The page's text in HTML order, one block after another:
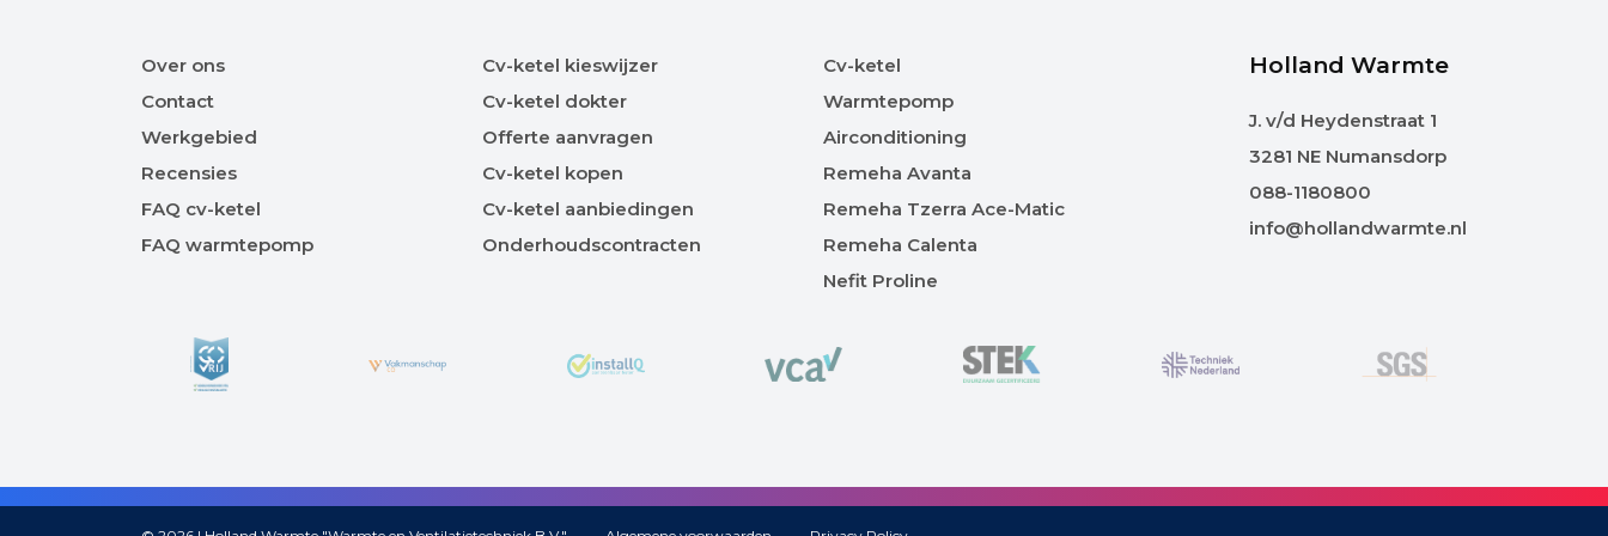
Over ons
Contact
Werkgebied
Recensies
FAQ cv-ketel
FAQ warmtepomp
Cv-ketel kieswijzer
Cv-ketel dokter
Offerte aanvragen
Cv-ketel kopen
Cv-ketel aanbiedingen
Onderhoudscontracten
Cv-ketel
Warmtepomp
Airconditioning
Remeha Avanta
Remeha Tzerra Ace-Matic
Remeha Calenta
Nefit Proline
Holland Warmte
J. v/d Heydenstraat 1
3281 NE Numansdorp
088-1180800
info@hollandwarmte.nl